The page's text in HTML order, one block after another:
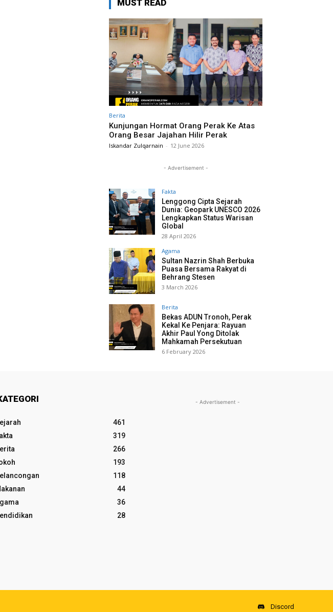
MUST READ
Berita
Kunjungan Hormat Orang Perak Ke Atas
Orang Besar Jajahan Hilir Perak
Iskandar Zulqarnain - 12 June 2026
- Advertisement -
Fakta
Lenggong Cipta Sejarah
Dunia: Geopark UNESCO 2026
Lengkapkan Status Warisan
Global
28 April 2026
Agama
Sultan Nazrin Shah Berbuka
Puasa Bersama Rakyat di
Behrang Stesen
3 March 2026
Berita
Bekas ADUN Tronoh, Perak
Kekal Ke Penjara: Rayuan
Akhir Paul Yong Ditolak
Mahkamah Persekutuan
6 February 2026
461
319
266
193
118
44
36
28
- Advertisement -
Discord